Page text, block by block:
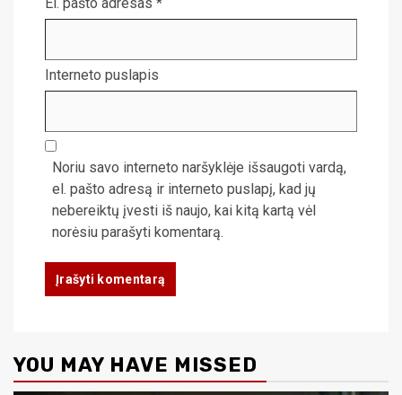
El. pašto adresas *
Interneto puslapis
Noriu savo interneto naršyklėje išsaugoti vardą,
el. pašto adresą ir interneto puslapį, kad jų
nebereiktų įvesti iš naujo, kai kitą kartą vėl
norėsiu parašyti komentarą.
YOU MAY HAVE MISSED